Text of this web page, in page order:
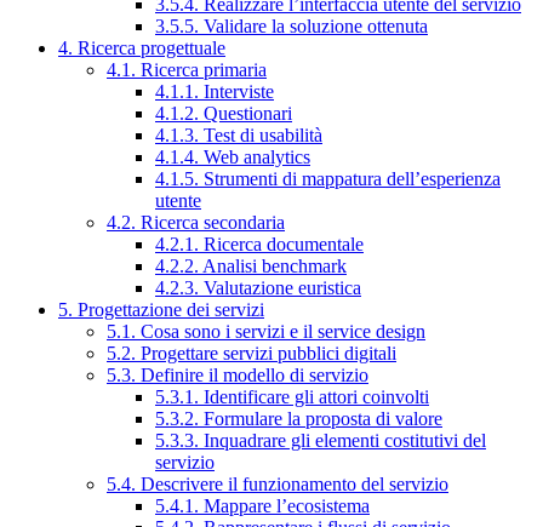
3.5.5. Validare la soluzione ottenuta
4. Ricerca progettuale
4.1. Ricerca primaria
4.1.1. Interviste
4.1.2. Questionari
4.1.3. Test di usabilità
4.1.4. Web analytics
4.1.5. Strumenti di mappatura dell’esperienza
utente
4.2. Ricerca secondaria
4.2.1. Ricerca documentale
4.2.2. Analisi benchmark
4.2.3. Valutazione euristica
5. Progettazione dei servizi
5.1. Cosa sono i servizi e il service design
5.2. Progettare servizi pubblici digitali
5.3. Definire il modello di servizio
5.3.1. Identificare gli attori coinvolti
5.3.2. Formulare la proposta di valore
5.3.3. Inquadrare gli elementi costitutivi del
servizio
5.4. Descrivere il funzionamento del servizio
5.4.1. Mappare l’ecosistema